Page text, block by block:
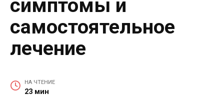
симптомы и
самостоятельное
лечение
НА ЧТЕНИЕ
23 мин